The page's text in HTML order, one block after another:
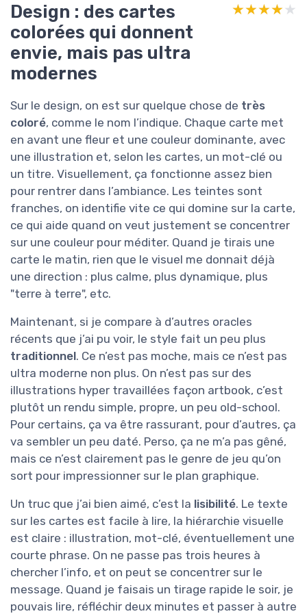
Design : des cartes
colorées qui donnent
envie, mais pas ultra
modernes
★★★★★
★★★★★
Sur le design, on est sur quelque chose de très
coloré, comme le nom l’indique. Chaque carte met
en avant une fleur et une couleur dominante, avec
une illustration et, selon les cartes, un mot-clé ou
un titre. Visuellement, ça fonctionne assez bien
pour rentrer dans l’ambiance. Les teintes sont
franches, on identifie vite ce qui domine sur la carte,
ce qui aide quand on veut justement se concentrer
sur une couleur pour méditer. Quand je tirais une
carte le matin, rien que le visuel me donnait déjà
une direction : plus calme, plus dynamique, plus
"terre à terre", etc.
Maintenant, si je compare à d’autres oracles
récents que j’ai pu voir, le style fait un peu plus
traditionnel. Ce n’est pas moche, mais ce n’est pas
ultra moderne non plus. On n’est pas sur des
illustrations hyper travaillées façon artbook, c’est
plutôt un rendu simple, propre, un peu old-school.
Pour certains, ça va être rassurant, pour d’autres, ça
va sembler un peu daté. Perso, ça ne m’a pas gêné,
mais ce n’est clairement pas le genre de jeu qu’on
sort pour impressionner sur le plan graphique.
Un truc que j’ai bien aimé, c’est la lisibilité. Le texte
sur les cartes est facile à lire, la hiérarchie visuelle
est claire : illustration, mot-clé, éventuellement une
courte phrase. On ne passe pas trois heures à
chercher l’info, et on peut se concentrer sur le
message. Quand je faisais un tirage rapide le soir, je
pouvais lire, réfléchir deux minutes et passer à autre